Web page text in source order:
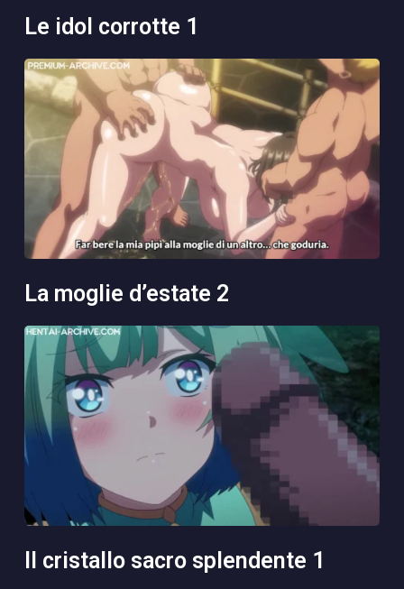
le idol corrotte 1
la moglie d’estate 2
il cristallo sacro splendente 1